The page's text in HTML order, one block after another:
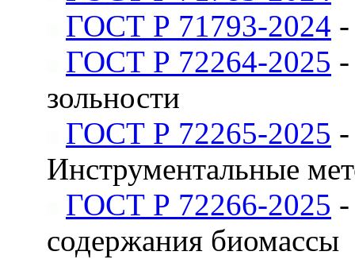
ГОСТ Р 71793-2024
ГОСТ Р 72264-2025
зольности
ГОСТ Р 72265-2025
Инструментальные
ГОСТ Р 72266-2025
содержания биомассы